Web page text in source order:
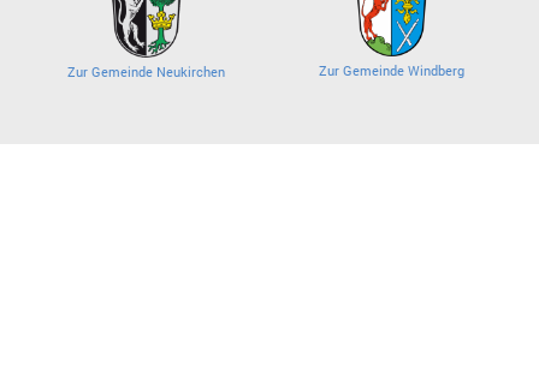
Zur Gemeinde Neukirchen Zur Gemeinde Windberg